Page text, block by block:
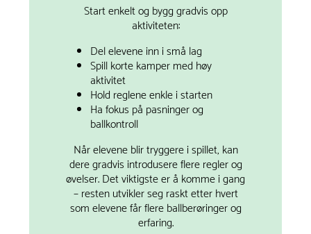
Start enkelt og bygg gradvis opp
aktiviteten:
Del elevene inn i små lag
Spill korte kamper med høy
aktivitet
Hold reglene enkle i starten
Ha fokus på pasninger og
ballkontroll
Når elevene blir tryggere i spillet, kan
dere gradvis introdusere flere regler og
øvelser. Det viktigste er å komme i gang
– resten utvikler seg raskt etter hvert
som elevene får flere ballberøringer og
erfaring.